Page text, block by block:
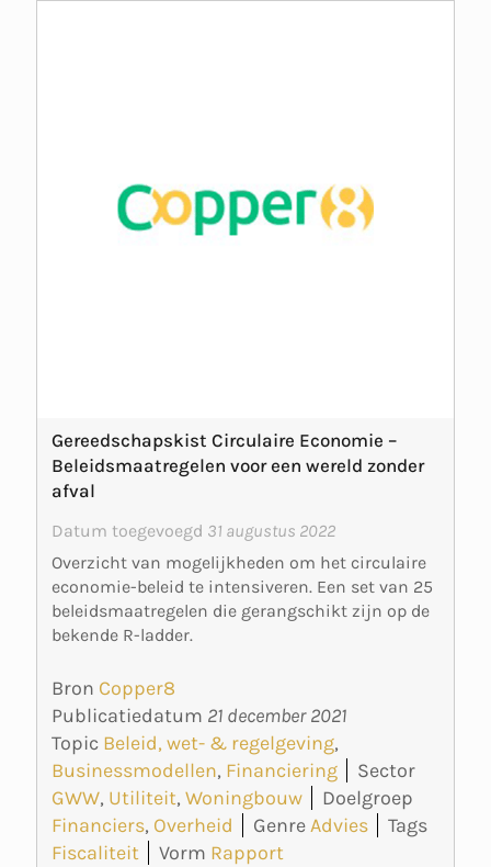
Gereedschapskist Circulaire Economie –
Beleidsmaatregelen voor een wereld zonder
afval
Datum toegevoegd 31 augustus 2022
Overzicht van mogelijkheden om het circulaire
economie-beleid te intensiveren. Een set van 25
beleidsmaatregelen die gerangschikt zijn op de
bekende R-ladder.
Bron Copper8
Publicatiedatum 21 december 2021
Topic Beleid, wet- & regelgeving,
Businessmodellen, Financiering
Sector
GWW, Utiliteit, Woningbouw
Doelgroep
Financiers, Overheid GenreAdvies
Tags
Fiscaliteit
Vorm Rapport